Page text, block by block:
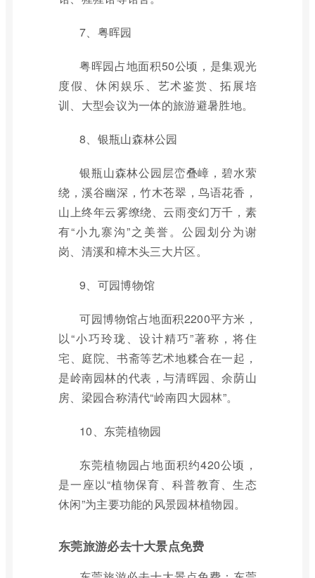
7、粤晖园
粤晖园占地面积50公顷，是集观光
度假、休闲娱乐、艺术鉴赏、拓展培
训、大型会议为一体的旅游避暑胜地。
8、银瓶山森林公园
银瓶山森林公园层峦叠嶂，碧水萦
绕，溪谷幽深，竹木苍翠，鸟语花香，
山上终年云雾缭绕、云雨变幻万千，素
有“小九寨沟”之美誉。公园划分为谢
岗、清溪和樟木头三大片区。
9、可园博物馆
可园博物馆占地面积2200平方米，
以“小巧玲珑、设计精巧”著称，将住
宅、庭院、书斋等艺术地糅合在一起，
是岭南园林的代表，与清晖园、余荫山
房、梁园合称清代“岭南四大园林”。
10、东莞植物园
东莞植物园占地面积约420公顷，
是一座以“植物保育、科普教育、生态
休闲”为主要功能的风景园林植物园。
东莞旅游必去十大景点免费